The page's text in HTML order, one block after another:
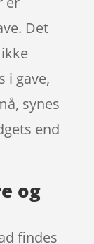
Det
i gave,
synes
end
og
findes